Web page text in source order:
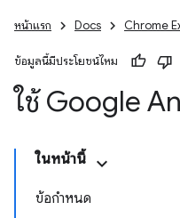
หน้าแรก Docs Chrome
ข้อมูลนี้มีประโยชน์ไหม
ใช้ Google
ในหน้านี้
ข้อกำหนด